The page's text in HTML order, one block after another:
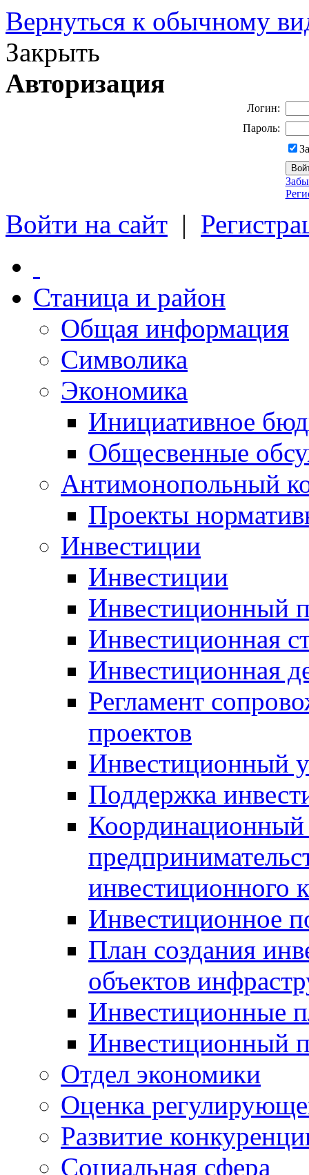
Вернуться к обычному
Закрыть
Авторизация
Логин:
Пароль:
Войти на сайт |
Станица и район
Общая информация
Символика
Экономика
Инициативное
Общесвенные
Антимонопольный
Проекты
Инвестиции
Инвестиции
Инвестиционный
Инвестиционная
Инвестиционная
Регламент
проектов
Инвестиционный
Поддержка
Координационный
инвестиционного
Инвестиционное
План создания
объектов
Инвестиционные
Инвестиционный
Отдел экономики
Оценка
Развитие
Социальная сфера